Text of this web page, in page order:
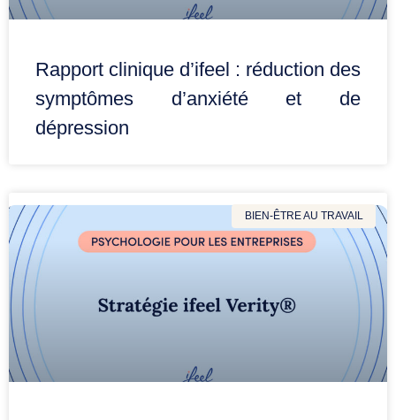
Rapport clinique d’ifeel : réduction des
symptômes d’anxiété et de
dépression
BIEN-ÊTRE AU TRAVAIL